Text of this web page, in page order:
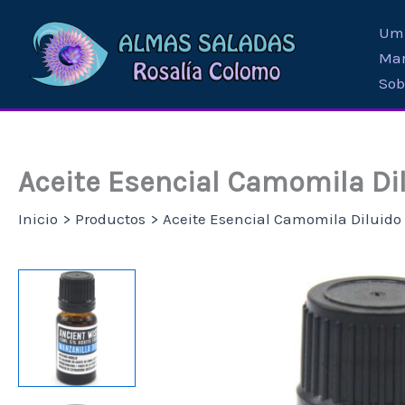
contenido
Aceite Esencial Camomila
Inicio Productos Aceite Esencial Camomila Diluido